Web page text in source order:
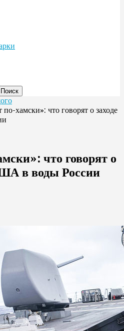
по-хамски»: что говорят о заходе
что говорят о
в воды России